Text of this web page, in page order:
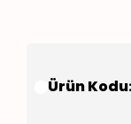
Ürün